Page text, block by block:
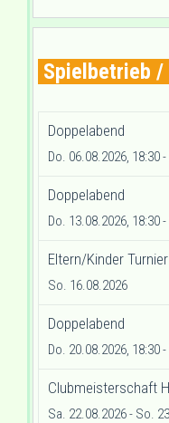
Spielbetrieb
Doppelabend
Do. 06.08.2026, 18:30
Doppelabend
Do. 13.08.2026, 18:30
Eltern/Kinder Turnier
So. 16.08.2026
Doppelabend
Do. 20.08.2026, 18:30
Clubmeisterschaft
Sa. 22.08.2026- So.